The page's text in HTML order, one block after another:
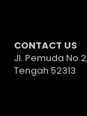
CONTACT US
Jl. Pemuda
Tengah 52313